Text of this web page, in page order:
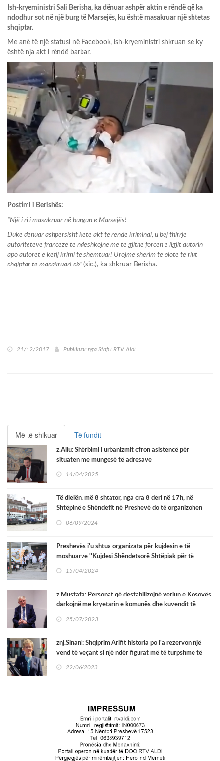
Ish-kryeministri Sali Berisha, ka dënuar ashpër aktin e rëndë që ka
ndodhur sot në një burg të Marsejës, ku është masakruar një shtetas
shqiptar.
Me anë të një statusi në Facebook, ish-kryeministri shkruan se ky
është nja akt i rëndë barbar.
Postimi i Berishës:
“Një i ri i masakruar në burgun e Marsejës!
Duke dënuar ashpërsisht këtë akt të rëndë kriminal, u bëj thirrje
autoriteteve franceze të ndëshkojnë me të gjithë forcën e ligjit autorin
apo autorët e këtij krimi të shëmtuar! Urojmë shërim të plotë të riut
shqiptar të masakruar! sb” (sic.), ka shkruar Berisha.
21/12/2017 Publikuar nga Stafi i RTV Aldi
Më të shikuar Të fundit
z.Aliu: Shërbimi i urbanizmit ofron asistencë për
situaten me mungesë të adresave
14/04/2025
Të dielën, më 8 shtator, nga ora 8 deri në 17h, në
Shtëpinë e Shëndetit në Preshevë do të organizohen
06/09/2024
Preshevës i'u shtua organizata për kujdesin e të
moshuarve ''Kujdesi Shëndetsorë Shtëpiak për të
15/04/2024
z.Mustafa: Personat që destabilizojnë veriun e Kosovës
darkojnë me kryetarin e komunës dhe kuvendit të
25/07/2023
znj.Sinani: Shqiprim Arifit historia po i'a rezervon një
vend të veçant si një ndër figurat më të turpshme të
22/06/2023